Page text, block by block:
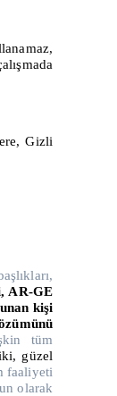
Gizli
AR-GE
kişi
tüm
güzel
faaliyeti
olarak